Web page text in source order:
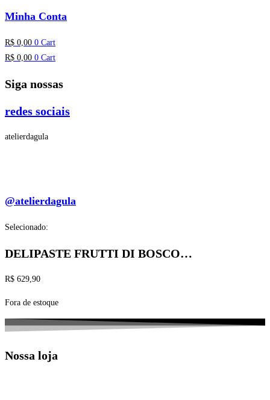
Minha Conta
R$ 0,00 0 Cart
R$ 0,00 0 Cart
Siga nossas
redes sociais
atelierdagula
@atelierdagula
Selecionado:
DELIPASTE FRUTTI DI BOSCO…
R$ 629,90
Fora de estoque
Nossa loja